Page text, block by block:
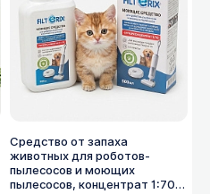
Средство от запаха
животных для роботов-
пылесосов и моющих
пылесосов, концентрат 1:70,